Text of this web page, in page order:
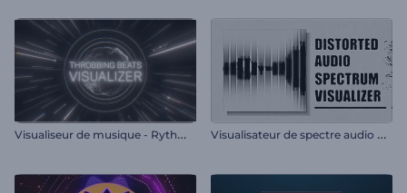
V
isualiseur de musique - Rythmes lancinants V
isualisateur de spectre audio déformé